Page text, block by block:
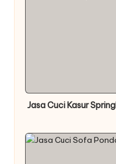
Jasa Cuci Kasur